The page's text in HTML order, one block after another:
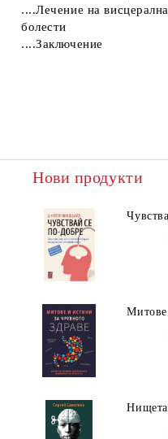
....Лечение на
болести
....Заключение
Нови продукти
Митове